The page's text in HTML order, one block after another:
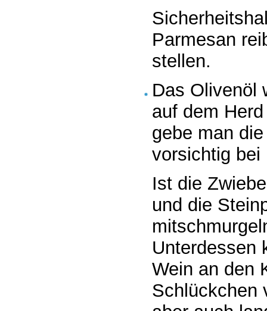
Parmesan
stellen.
Das Olivenöl
auf dem
gebe man
vorsichtig bei
Ist die
und die
Unterdessen
Wein an den
Schlückchen